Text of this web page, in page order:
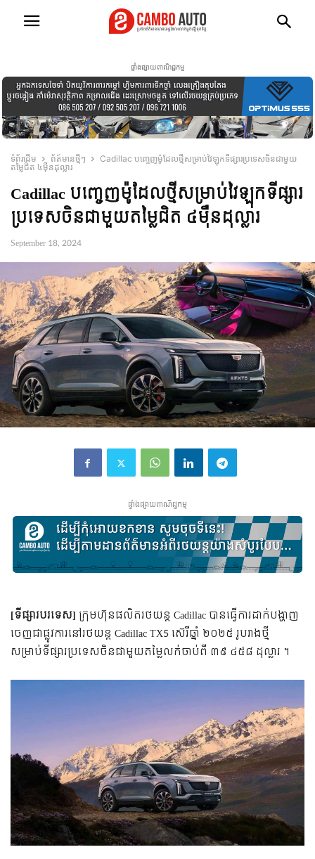
ផ្ទាំងផ្សាយពាណិជ្ជកម្ម
ទំព័រដើម ព័ត៍មានថ្មីៗ
Cadillac បញ្ចេញម៉ូដែលថ្មីសម្រាប់វៃឡុកទីផ្សារប្រទេសចិនជាមួយ
តម្លៃជិត ៤មុឺនដុល្លារ
Cadillac បញ្ចេញម៉ូដែលថ្មីសម្រាប់វៃឡុកទីផ្សារ
ប្រទេសចិនជាមួយតម្លៃជិត ៤មុឺនដុល្លារ
September 18, 2024
ផ្ទាំងផ្សាយពាណិជ្ជកម្ម
[ទីផ្សារបរទេស] ក្រុមហ៊ុនផលិតរថយន្ត Cadillac បានធ្វើការដាក់បង្ហាញ
ចេញជាផ្លូវការនៅរថយន្ត Cadillac TX5 ស៊េរីឆ្នាំ ២០២៥ រូបរាងថ្មី
សម្រាប់ទីផ្សារប្រទេសចិនជាមួយតម្លៃលក់ចាប់ពី ៣៩ ៤៥៨ ដុល្លារ ។